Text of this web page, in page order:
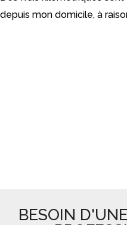
depuis mon domicile, à
BESOIN